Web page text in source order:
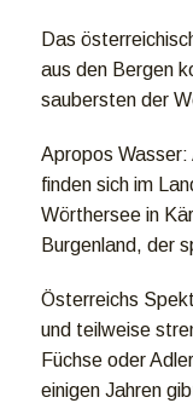
Das
aus den Bergen
saubersten der
Apropos Wasser:
finden sich im
Wörthersee in
Burgenland, der
Österreichs
und teilweise
Füchse oder
einigen Jahren